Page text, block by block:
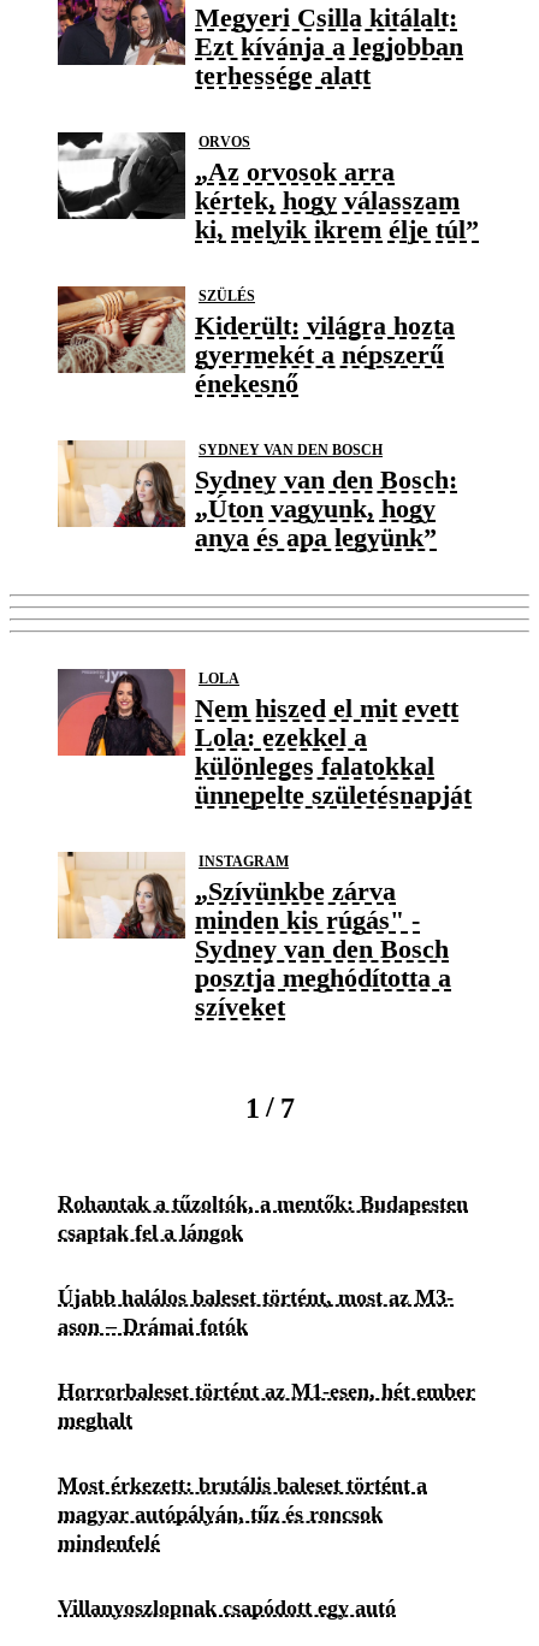
Megyeri Csilla kitálalt:
Ezt kívánja a legjobban
terhessége alatt
ORVOS
„Az orvosok arra
kértek, hogy válasszam
ki, melyik ikrem élje túl”
SZÜLÉS
Kiderült: világra hozta
gyermekét a népszerű
énekesnő
SYDNEY VAN DEN BOSCH
Sydney van den Bosch:
„Úton vagyunk, hogy
anya és apa legyünk”
LOLA
Nem hiszed el mit evett
Lola: ezekkel a
különleges falatokkal
ünnepelte születésnapját
INSTAGRAM
„Szívünkbe zárva
minden kis rúgás" -
Sydney van den Bosch
posztja meghódította a
szíveket
1 / 7
Rohantak a tűzoltók, a mentők: Budapesten
csaptak fel a lángok
Újabb halálos baleset történt, most az M3-
ason – Drámai fotók
Horrorbaleset történt az M1-esen, hét ember
meghalt
Most érkezett: brutális baleset történt a
magyar autópályán, tűz és roncsok
mindenfelé
Villanyoszlopnak csapódott egy autó